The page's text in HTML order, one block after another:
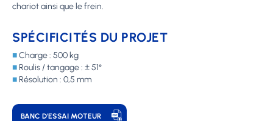
chariot ainsi que le frein.
SPÉCIFICITÉS DU PROJET
■Charge : 500 kg
■Roulis / tangage : ± 51°
■Résolution : 0,5 mm
BANC D'ESSAI MOTEUR